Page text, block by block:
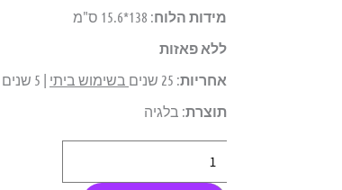
מידות הלוח: 138*15.6 ס"מ
ללא פאזות
אחריות: 25 שנים בשימוש ביתי
תוצרת: בלגיה
כמות
של